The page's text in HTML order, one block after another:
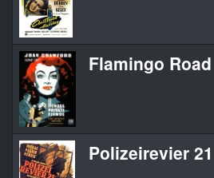
Flamingo Road
Polizeirevier 21